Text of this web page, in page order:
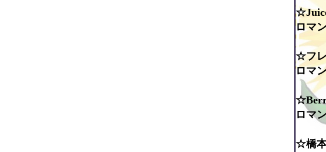
ロマ
☆フ
ロマ
ロマ
☆橋